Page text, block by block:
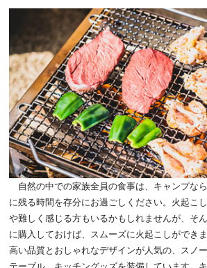
自然の中での家族全員の食事は、キャンプな
に残る時間を存分にお過ごしください。火起こ
や難しく感じる方もいるかもしれませんが、そ
に購入しておけば、スムーズに火起こしができ
高い品質とおしゃれなデザインが人気の、スノ